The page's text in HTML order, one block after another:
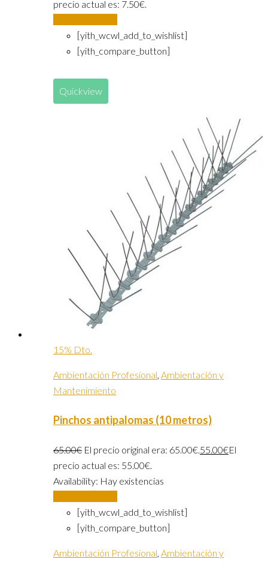
precio actual es: 7.50€.
[yith_wcwl_add_to_wishlist]
[yith_compare_button]
Quickview
15% Dto.
Ambientación Profesional, Ambientación y
Mantenimiento
Pinchos antipalomas (10 metros)
65.00€ El precio original era: 65.00€.55.00€El
precio actual es: 55.00€.
Availability: Hay existencias
[yith_wcwl_add_to_wishlist]
[yith_compare_button]
Ambientación Profesional, Ambientación y